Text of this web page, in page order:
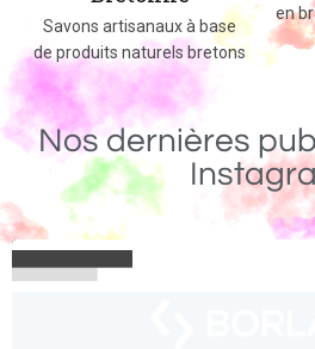
en branche d'arbres auvergnats
Nos dernières